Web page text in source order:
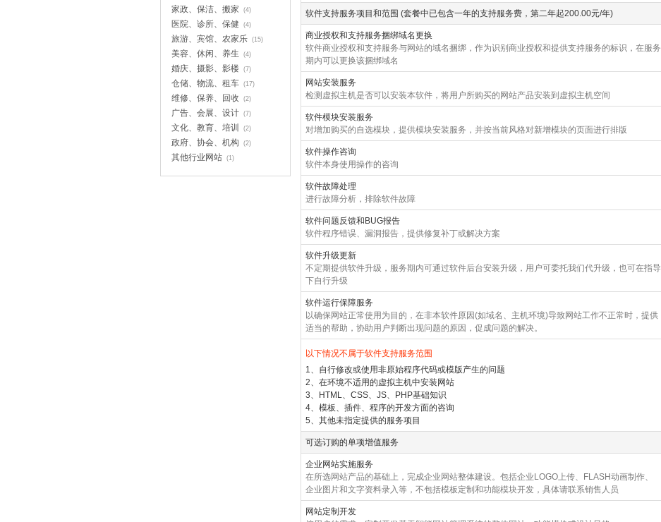
软件支持服务项目和范围 (套餐中已包含一年的支持服务费，第二年起200.00元/年)
商业授权和支持服务捆绑域名更换
软件商业授权和支持服务与网站的域名捆绑，作为识别商业授权和提供支持服务的标识，在服务
期内可以更换该捆绑域名
网站安装服务
检测虚拟主机是否可以安装本软件，将用户所购买的网站产品安装到虚拟主机空间
软件模块安装服务
对增加购买的自选模块，提供模块安装服务，并按当前风格对新增模块的页面进行排版
软件操作咨询
软件本身使用操作的咨询
软件故障处理
进行故障分析，排除软件故障
软件问题反馈和BUG报告
软件程序错误、漏洞报告，提供修复补丁或解决方案
软件升级更新
不定期提供软件升级，服务期内可通过软件后台安装升级，用户可委托我们代升级，也可在指导
下自行升级
软件运行保障服务
以确保网站正常使用为目的，在非本软件原因(如域名、主机环境)导致网站工作不正常时，提供
适当的帮助，协助用户判断出现问题的原因，促成问题的解决。
以下情况不属于软件支持服务范围
1、自行修改或使用非原始程序代码或模版产生的问题
2、在环境不适用的虚拟主机中安装网站
3、HTML、CSS、JS、PHP基础知识
4、模板、插件、程序的开发方面的咨询
5、其他未指定提供的服务项目
可选订购的单项增值服务
企业网站实施服务
在所选网站产品的基础上，完成企业网站整体建设。包括企业LOGO上传、FLASH动画制作、
企业图片和文字资料录入等，不包括模板定制和功能模块开发，具体请联系销售人员
网站定制开发
家政、保洁、搬家 (4)
医院、诊所、保健 (4)
旅游、宾馆、农家乐 (15)
美容、休闲、养生 (4)
婚庆、摄影、影楼 (7)
仓储、物流、租车 (17)
维修、保养、回收 (2)
广告、会展、设计 (7)
文化、教育、培训 (2)
政府、协会、机构 (2)
其他行业网站 (1)